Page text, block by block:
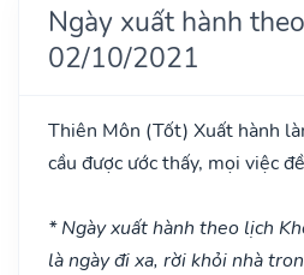
Ngày xuất hành
02/10/2021
Thiên Môn (Tốt) Xuất hành
cầu được ước thấy, mọi việc
* Ngày xuất hành theo lịch
là ngày đi xa, rời khỏi nhà